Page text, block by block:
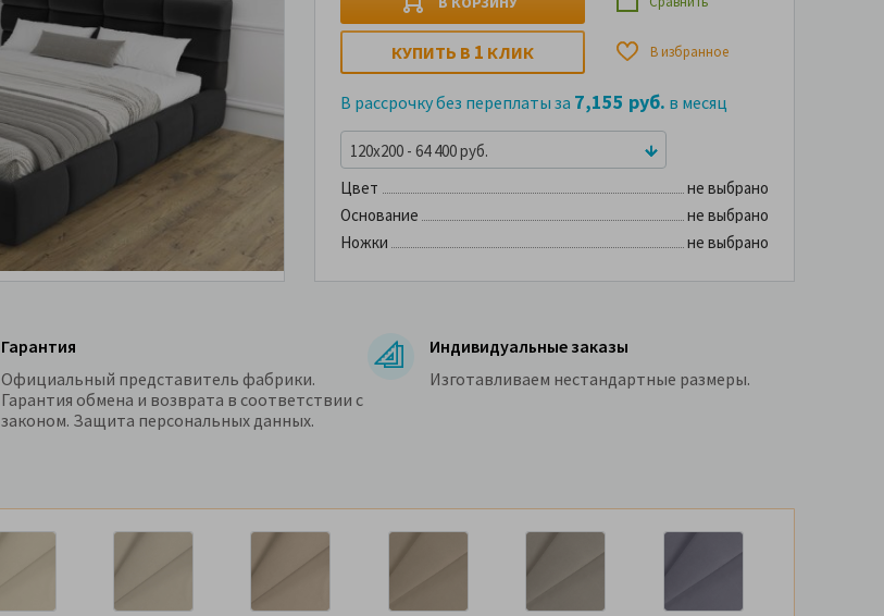
В избранное
КУПИТЬ В 1 КЛИК
В рассрочку без переплаты за 7,155 руб. в месяц
120x200 - 64 400 руб.
Цвет
не выбрано
Основание
не выбрано
Ножки
не выбрано
Гарантия
Официальный представитель фабрики.
Гарантия обмена и возврата в соответствии с
законом. Защита персональных данных.
Индивидуальные заказы
Изготавливаем нестандартные размеры.